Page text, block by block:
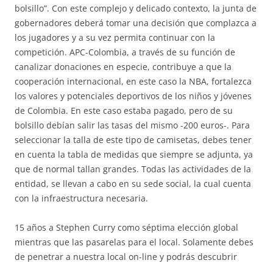
bolsillo”. Con este complejo y delicado contexto, la junta de
gobernadores deberá tomar una decisión que complazca a
los jugadores y a su vez permita continuar con la
competición. APC-Colombia, a través de su función de
canalizar donaciones en especie, contribuye a que la
cooperación internacional, en este caso la NBA, fortalezca
los valores y potenciales deportivos de los niños y jóvenes
de Colombia. En este caso estaba pagado, pero de su
bolsillo debían salir las tasas del mismo -200 euros-. Para
seleccionar la talla de este tipo de camisetas, debes tener
en cuenta la tabla de medidas que siempre se adjunta, ya
que de normal tallan grandes. Todas las actividades de la
entidad, se llevan a cabo en su sede social, la cual cuenta
con la infraestructura necesaria.
15 años a Stephen Curry como séptima elección global
mientras que las pasarelas para el local. Solamente debes
de penetrar a nuestra local on-line y podrás descubrir